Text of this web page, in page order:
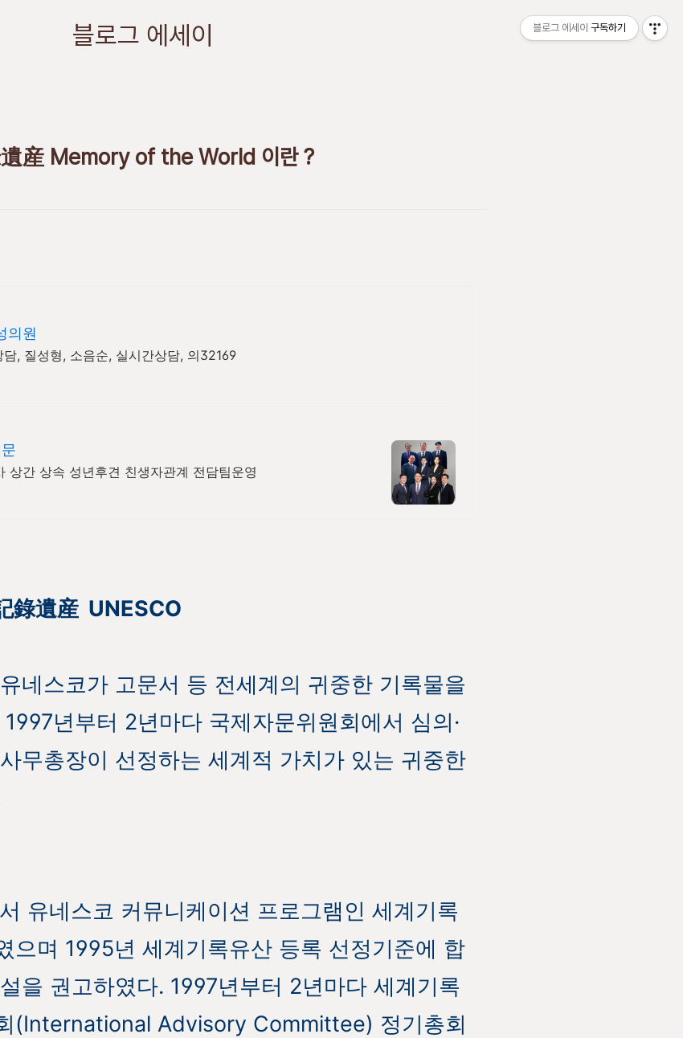
블로그 에세이
遺産 Memory of the World 이란 ?
의원
, 질성형, 소음순, 실시간상담, 의32169
상간 상속 성년후견 친생자관계 전담팀운영
錄遺産 UNESCO
네스코가 고문서 등 전세계의 귀중한 기록물을
년부터 2년마다 국제자문위원회에서 심의·
무총장이 선정하는 세계적 가치가 있는 귀중한
유네스코 커뮤니케이션 프로그램인 세계기록
으며 1995년 세계기록유산 등록 선정기준에 합
을 권고하였다. 1997년부터 2년마다 세계기록
(International Advisory Committee) 정기총회
블로그 에세이 구독하기